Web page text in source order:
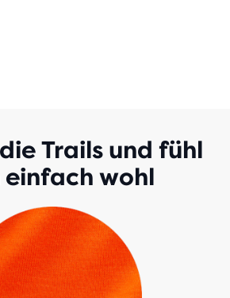
Trails und fühl
einfach wohl